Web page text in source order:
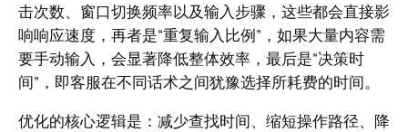
击次数、窗口切换频率以及输入步骤，这些都会直接影
响响应速度，再者是“重复输入比例”，如果大量内容需
要手动输入，会显著降低整体效率，最后是“决策时
间”，即客服在不同话术之间犹豫选择所耗费的时间。
优化的核心逻辑是：减少查找时间、缩短操作路径、降